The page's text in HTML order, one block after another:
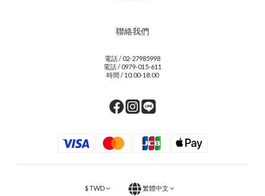
聯絡我們
電話 / 02-27985998
電話 / 0979-015-611
時間 / 10:00-18:00
$TWD 繁體中文